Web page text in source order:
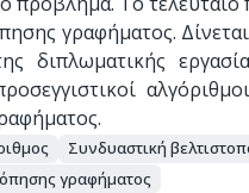
γραφήματος.
διπλωματικής
Συνδυαστική
γραφήματος